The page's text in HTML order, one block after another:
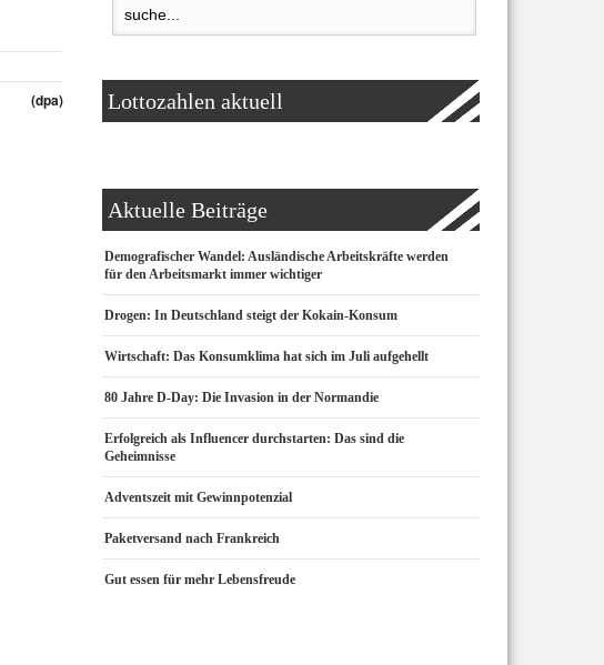
(dpa) Lottozahlen aktuell
Aktuelle Beiträge
Demografischer Wandel: Ausländische Arbeitskräfte werden
für den Arbeitsmarkt immer wichtiger
Drogen: In Deutschland steigt der Kokain-Konsum
Wirtschaft: Das Konsumklima hat sich im Juli aufgehellt
80 Jahre D-Day: Die Invasion in der Normandie
Erfolgreich als Influencer durchstarten: Das sind die
Geheimnisse
Adventszeit mit Gewinnpotenzial
Paketversand nach Frankreich
Gut essen für mehr Lebensfreude